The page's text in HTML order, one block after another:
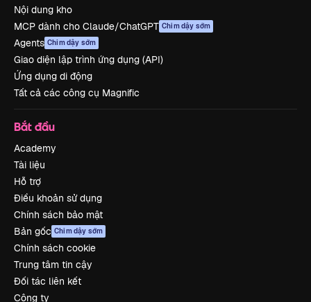
Nội dung kho
MCP dành cho Claude/ChatGPT Chim dậy sớm
Agents Chim dậy sớm
Giao diện lập trình ứng dụng (API)
Ứng dụng di động
Tất cả các công cụ Magnific
Bắt đầu
Academy
Tài liệu
Hỗ trợ
Điều khoản sử dụng
Chính sách bảo mật
Bản gốc Chim dậy sớm
Chính sách cookie
Trung tâm tin cậy
Đối tác liên kết
Công ty